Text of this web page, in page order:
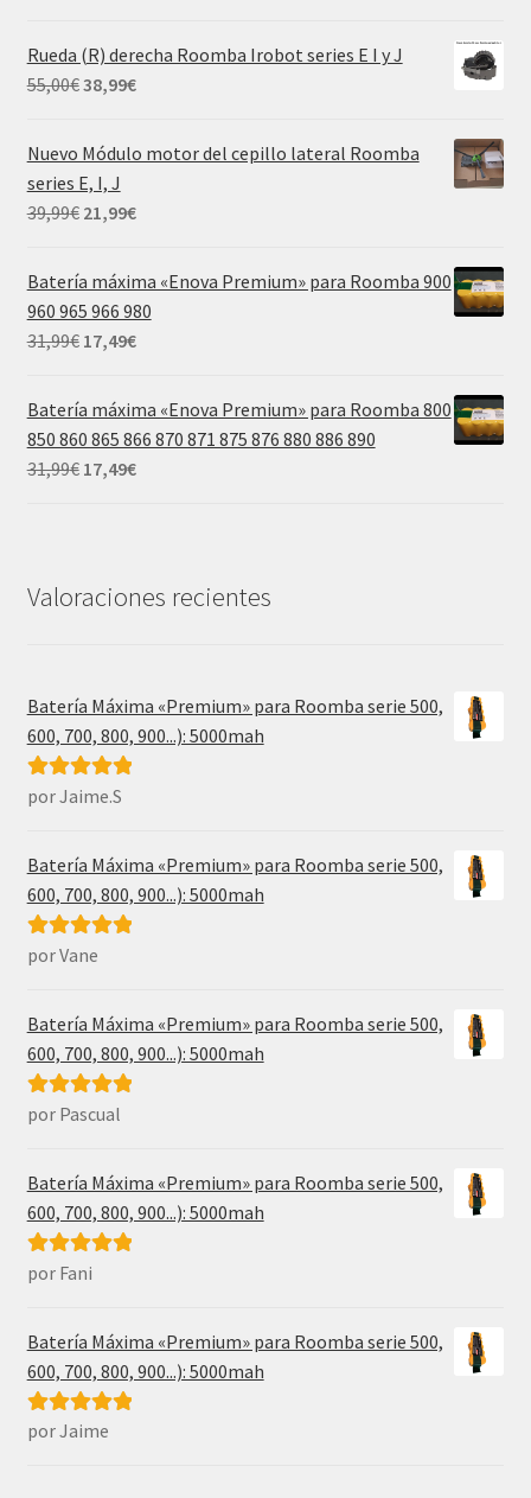
original
era:
actual
es:
Rueda (R) derecha Roomba Irobot series E I y J
55,00€El
original
era:
55,00€.
38,99€El
actual
38,99€.
Nuevo Módulo motor del cepillo lateral Roomba
series E, I, J
39,99€ El
original
era:
39,99€.
21,99€El
actual
es:
21,99€.
Batería máxima «Enova Premium» para Roomba 900
960 965 966 980
31,99€ El
original
era:
31,99€.
17,49€El
actual
es:
17,49€.
Batería máxima «Enova Premium» para Roomba 800
850 860 865 866 870 871 875 876 880 886 890
31,99€ El
31,99€.
17,49€El
Valoraciones recientes
Batería Máxima «Premium» para Roomba serie 500,
600, 700, 800, 900...): 5000mah
Valorado con
por Jaime.S
Batería Máxima «Premium» para Roomba serie 500,
600, 700, 800, 900...): 5000mah
Valorado con
por Vane
Batería Máxima «Premium» para Roomba serie 500,
600, 700, 800, 900...): 5000mah
Valorado con
por Pascual
Batería Máxima «Premium» para Roomba serie 500,
600, 700, 800, 900...): 5000mah
Valorado con
por Fani
Batería Máxima «Premium» para Roomba serie 500,
600, 700, 800, 900...): 5000mah
Valorado con
por Jaime